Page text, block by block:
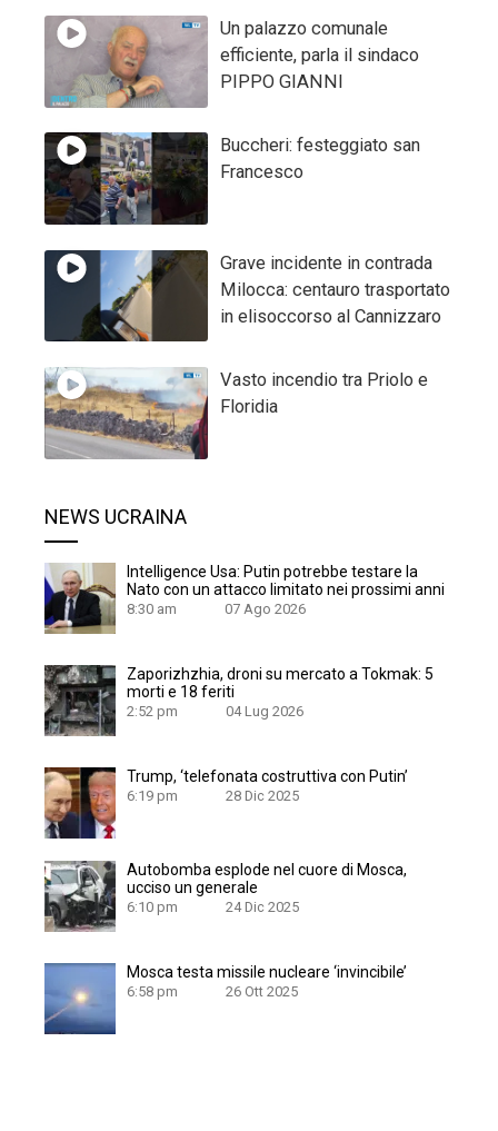
Un palazzo comunale
efficiente, parla il sindaco
PIPPO GIANNI
Buccheri: festeggiato san
Francesco
Grave incidente in contrada
Milocca: centauro trasportato
in elisoccorso al Cannizzaro
Vasto incendio tra Priolo e
Floridia
NEWS UCRAINA
Intelligence Usa: Putin potrebbe testare la
Nato con un attacco limitato nei prossimi anni
8:30 am 07 Ago 2026
Zaporizhzhia, droni su mercato a Tokmak: 5
morti e 18 feriti
2:52 pm 04 Lug 2026
Trump, ‘telefonata costruttiva con Putin’
6:19 pm 28 Dic 2025
Autobomba esplode nel cuore di Mosca,
ucciso un generale
6:10 pm 24 Dic 2025
Mosca testa missile nucleare ‘invincibile’
6:58 pm 26 Ott 2025